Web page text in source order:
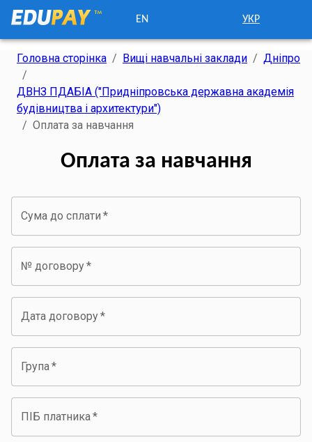
EN УКР
Головна сторінка / Вищі навчальні заклади / Дніпро
/
ДВНЗ ПДАБІА ("Придніпровська державна академія
будівництва і архитектури")
/ Оплата за навчання
Оплата за навчання
Сума до сплати *
№ договору*
Дата договору*
Група*
ПІБ платника*